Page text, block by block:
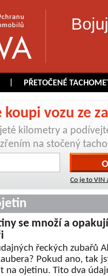
PŘETOČENÉ
koupi vozu ze
kilometry a
na stočený
Co je to VIN
se množí a
řeckých zubařů
Pokud ano, tak
na ojetinu. Tito dva